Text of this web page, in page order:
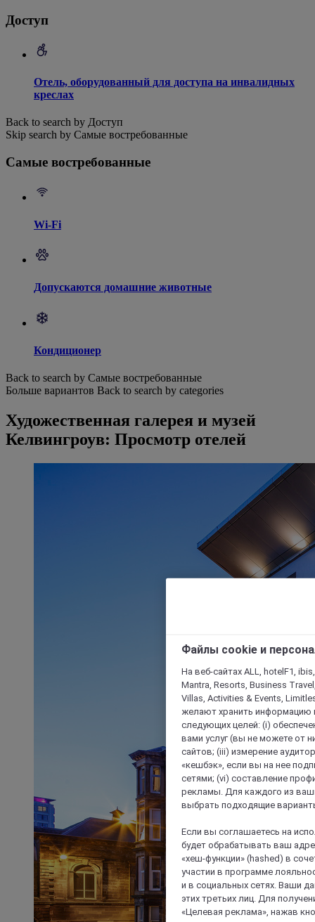
Доступ
Отель, оборудованный для доступа на инвалидных
креслах
Back to search by Доступ
Skip search by Самые востребованные
Самые востребованные
Wi-Fi
Допускаются домашние животные
Кондиционер
Back to search by Самые востребованные
Больше вариантов Back to search by categories
Художественная галерея и музей
Келвингроув: Просмотр отелей
Файлы cookie и
На веб-сайтах ALL, hotelF1,
Mantra, Resorts, Business
Villas, Activities & Events,
желают хранить информацию
следующих целей: (i)
вами услуг (вы не можете от
сайтов; (iii) измерение
«кешбэк», если вы на нее
сетями; (vi) составление
рекламы. Для каждого из
выбрать подходящие
Если вы соглашаетесь на
будет обрабатывать ваш
«хеш-функции» (hashed) в
участии в программе
и в социальных сетях. Ваши
этих третьих лиц. Для
«Целевая реклама», нажав